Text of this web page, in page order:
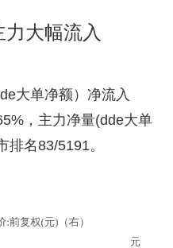
大幅流入
大单净额）净流入
，主力净量(dde大单
名83/5191。